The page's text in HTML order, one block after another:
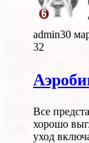
admin30
32
Все
хорошо
уход